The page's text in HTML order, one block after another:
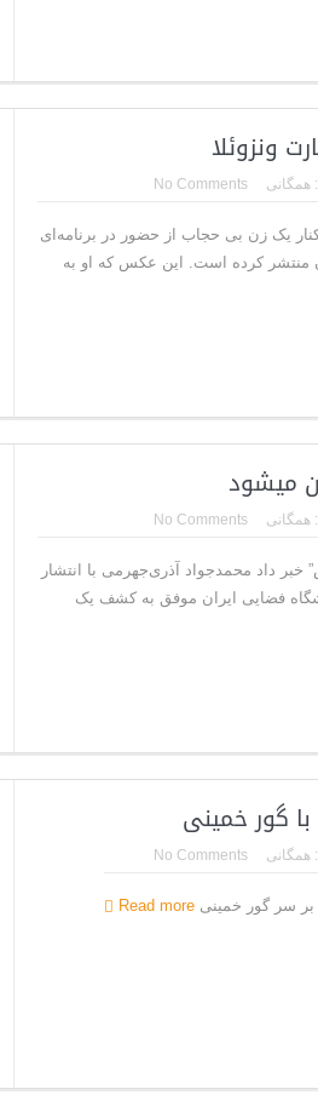
ونزوئلا
همگانی No Comments
یک زن بی حجاب از حضور در برنامه‌ای
منتشر کرده است. این عکس که او به
میشود
همگانی No Comments
۷۰ هکتاری خشخاش” خبر داد محمدجواد آذری‌جهرمی با انتشار
فضایی ایران موفق به کشف یک
گور خمینی
همگانی No Comments
بر سر گور خمینی Read more